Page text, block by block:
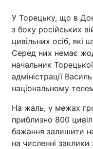
У Торецьку, що в
з боку російських
цивільних осіб, які
Серед них немає
начальник
адміністрації
національному
На жаль, у межах
приблизно 800
бажання залишити
на численні